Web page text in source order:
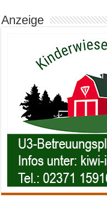
Anzeige